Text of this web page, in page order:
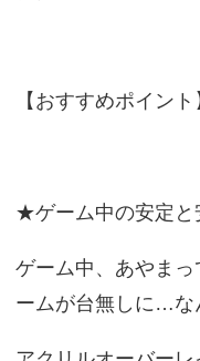
【おすすめポイント
★ゲーム中の安定と
ゲーム中、あやま
ームが台無しに…な